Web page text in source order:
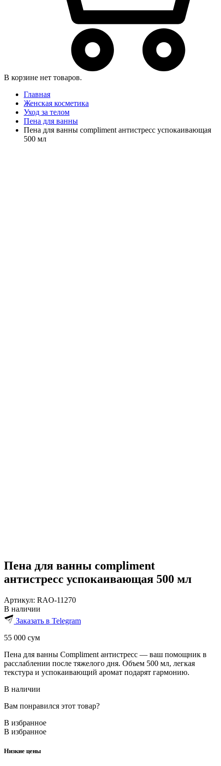
В корзине нет товаров.
Главная
Женская косметика
Уход за телом
Пена для ванны
Пена для ванны compliment антистресс успокаивающая
500 мл
Пена для ванны compliment
антистресс успокаивающая 500 мл
Артикул: RAO-11270
В наличии
Заказать в Telegram
55 000 сум
Пена для ванны Compliment антистресс — ваш помощник в
расслаблении после тяжелого дня. Объем 500 мл, легкая
текстура и успокаивающий аромат подарят гармонию.
В наличии
Вам понравился этот товар?
В избранное
В избранное
Низкие цены